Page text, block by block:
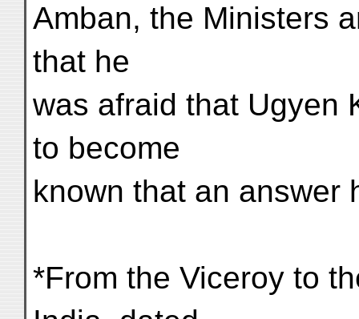
Amban, the Ministers
that he
was afraid that Ugyen
to become
known that an answer
*From the Viceroy to